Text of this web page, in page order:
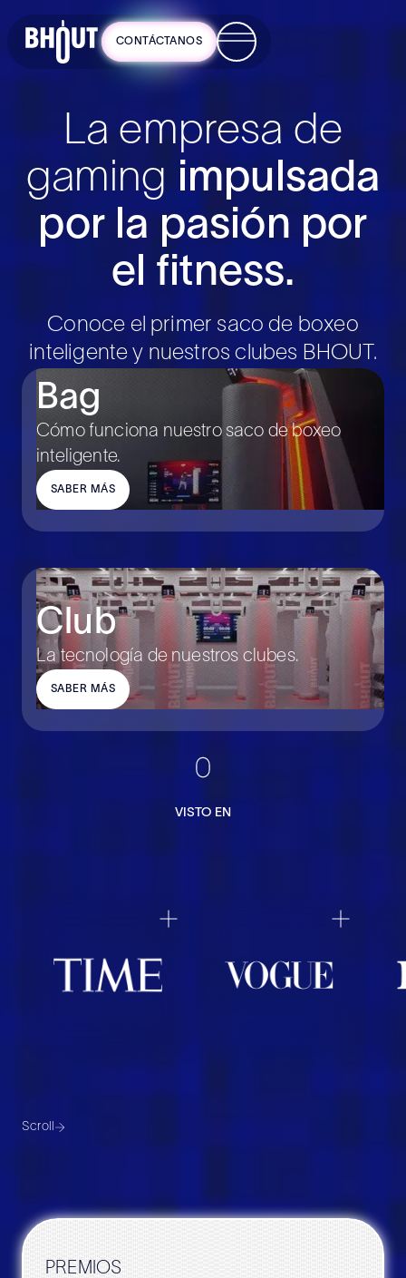
BHOUT
CONTÁCTANOS
La empresa de
gaming impulsada
por la pasión por
el fitness.
Conoce el primer saco de boxeo
inteligente y nuestros clubes BHOUT.
Bag
Cómo funciona nuestro saco de boxeo
inteligente.
SABER MÁS
Club
La tecnología de nuestros clubes.
SABER MÁS
scroll
down
VISTO EN
Scroll
PREMIOS